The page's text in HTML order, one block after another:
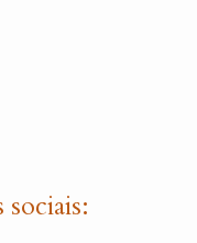
sociais: